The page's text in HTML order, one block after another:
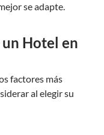
se adapte.
Hotel en
factores más
al elegir su